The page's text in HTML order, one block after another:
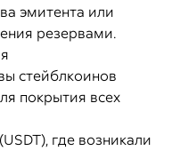
эмитента или
резервами.
стейблкоинов
покрытия всех
где возникали